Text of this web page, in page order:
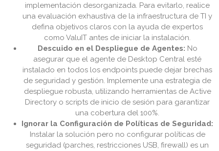
implementación desorganizada. Para evitarlo, realice
una evaluación exhaustiva de la infraestructura de TI y
defina objetivos claros con la ayuda de expertos
como ValuIT antes de iniciar la instalación.
Descuido en el Despliegue de Agentes: No
asegurar que el agente de Desktop Central esté
instalado en todos los endpoints puede dejar brechas
de seguridad y gestión. Implemente una estrategia de
despliegue robusta, utilizando herramientas de Active
Directory o scripts de inicio de sesión para garantizar
una cobertura del 100%.
Ignorar la Configuración de Políticas de Seguridad:
Instalar la solución pero no configurar políticas de
seguridad (parches, restricciones USB, firewall) es un